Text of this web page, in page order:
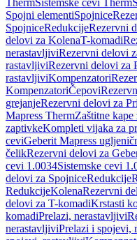
ThermSistemske cevi Therm
Spojni elementiSpojnice
SpojniceRedukcijeRezervni
delovi za KolenaT-komadi
nerastavljiviRezervni delovi
rastavljiviRezervni delovi za
rastavljiviKompenzatori
KompenzatoriČepovi
grejanjeRezervni delovi za
Mapress ThermZaštitne
zaptivkeKompleti vijaka za
ceviGeberit Mapress
čelikRezervni delovi za
cevi 1.0034Sistemske cevi
delovi za SpojniceRedukcije
RedukcijeKolenaRezervni
delovi za T-komadiKrstasti
komadiPrelazi, nerastavljivi
nerastavljiviPrelazi i spojevi,